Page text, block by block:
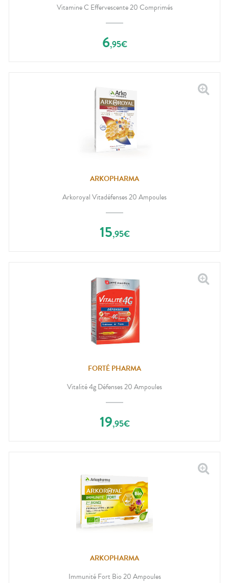
Vitamine C Effervescente 20 Comprimés
6,95€
ARKOPHARMA
Arkoroyal Vitadéfenses 20 Ampoules
15,95€
FORTÉ PHARMA
Vitalité 4g Défenses 20 Ampoules
19,95€
ARKOPHARMA
Immunité Fort Bio 20 Ampoules